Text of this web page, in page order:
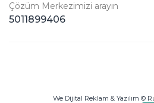
Çözüm Merkezimizi arayın
5011899406
We Dijital Reklam & Yazılım ©